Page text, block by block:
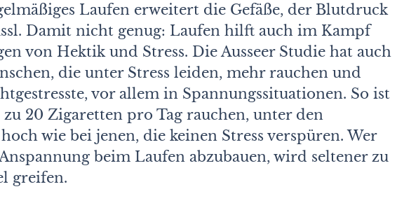
Laufen erweitert die Gefäße, der Blutdruck
Damit nicht genug: Laufen hilft auch im Kampf
von Hektik und Stress. Die Ausseer Studie hat auch
die unter Stress leiden, mehr rauchen und
vor allem in Spannungssituationen. So ist
20 Zigaretten pro Tag rauchen, unter den
wie bei jenen, die keinen Stress verspüren. Wer
beim Laufen abzubauen, wird seltener zu
greifen.